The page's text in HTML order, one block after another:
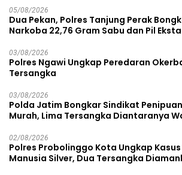
05/08/2026
Dua Pekan, Polres Tanjung Perak
Narkoba 22,76 Gram Sabu dan Pil
03/08/2026
Polres Ngawi Ungkap Peredaran
Tersangka
03/08/2026
Polda Jatim Bongkar Sindikat
Murah, Lima Tersangka Diantaranya
02/08/2026
Polres Probolinggo Kota Ungkap
Manusia Silver, Dua Tersangka